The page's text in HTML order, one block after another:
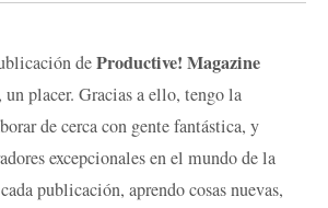
deProductive! Magazine
un placer. Gracias a ello, tengo la
de cerca con gente fantástica, y
excepcionales en el mundo de la
publicación, aprendo cosas nuevas,